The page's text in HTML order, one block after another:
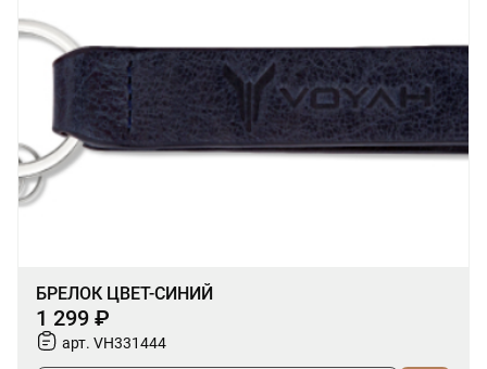
БРЕЛОК ЦВЕТ-СИНИЙ
1 299 ₽
арт. VH331444